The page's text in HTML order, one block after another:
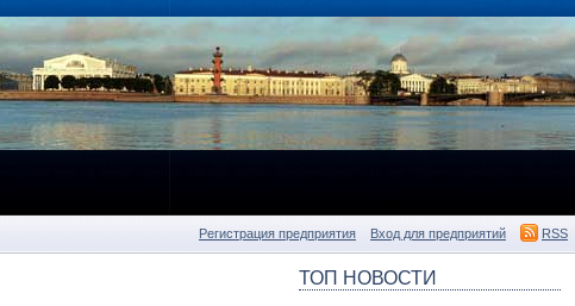
Регистрация предприятия Вход для предприятий RSS
ТОП НОВОСТИ